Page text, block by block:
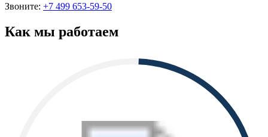
Звоните: +7 499 653-59-50
Как мы работаем